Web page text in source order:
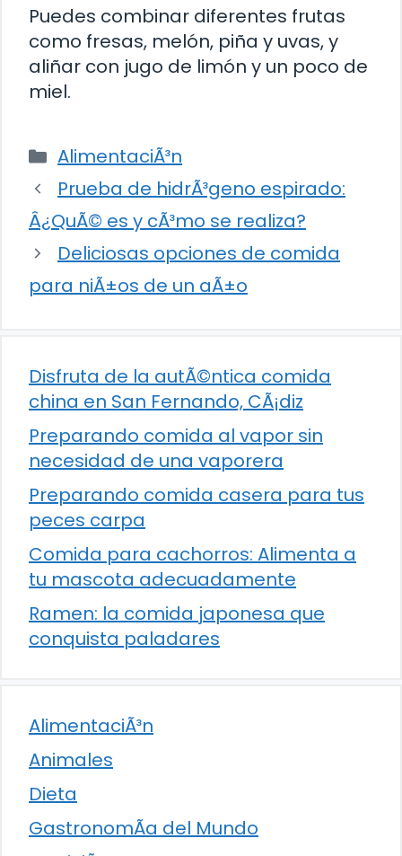
Puedes combinar diferentes frutas
como fresas, melón, piña y uvas, y
aliñar con jugo de limón y un poco de
miel.
Categorías
AlimentaciÃ³n
Prueba de hidrÃ³geno espirado:
Â¿QuÃ© es y cÃ³mo se realiza?
Deliciosas opciones de comida
para niÃ±os de un aÃ±o
Disfruta de la autÃ©ntica comida
china en San Fernando, CÃ¡diz
Preparando comida al vapor sin
necesidad de una vaporera
Preparando comida casera para tus
peces carpa
Comida para cachorros: Alimenta a
tu mascota adecuadamente
Ramen: la comida japonesa que
conquista paladares
AlimentaciÃ³n
Animales
Dieta
GastronomÃ­a del Mundo